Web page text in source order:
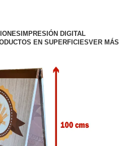
IMPRESIÓN DIGITAL
EN SUPERFICIESVER MÁS